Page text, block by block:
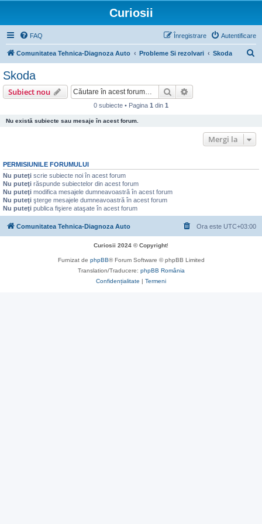
Curiosii
FAQ Autentificare
Înregistrare
Comunitatea Tehnica-Diagnoza Auto Probleme Si rezolvari Skoda
Skoda
Subiect nou Căutare
0 subiecte • Pagina 1 din 1
Nu există subiecte sau mesaje în acest forum.
Mergi la
PERMISIUNILE FORUMULUI
Nu puteţi scrie subiecte noi în acest forum
Nu puteţi răspunde subiectelor din acest forum
Nu puteţi modifica mesajele dumneavoastră în acest forum
Nu puteţi şterge mesajele dumneavoastră în acest forum
Nu puteţi publica fişiere ataşate în acest forum
Comunitatea Tehnica-Diagnoza Auto Ora este UTC+03:00
Curiosii 2024 © Copyright!
Furnizat de phpBB® Forum Software © phpBB Limited
Translation/Traducere: phpBB România
Confidențialitate | Termeni